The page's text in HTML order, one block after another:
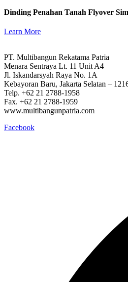
Dinding Penahan Tanah Flyover
Learn More
PT. Multibangun Rekatama Patria
Menara Sentraya Lt. 11 Unit A4
Jl. Iskandarsyah Raya No. 1A
Kebayoran Baru, Jakarta Selatan –
Telp. +62 21 2788-1958
Fax. +62 21 2788-1959
www.multibangunpatria.com
Facebook